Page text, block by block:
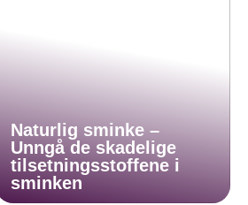
Naturlig sminke –
Unngå de skadelige
tilsetningsstoffene i
sminken